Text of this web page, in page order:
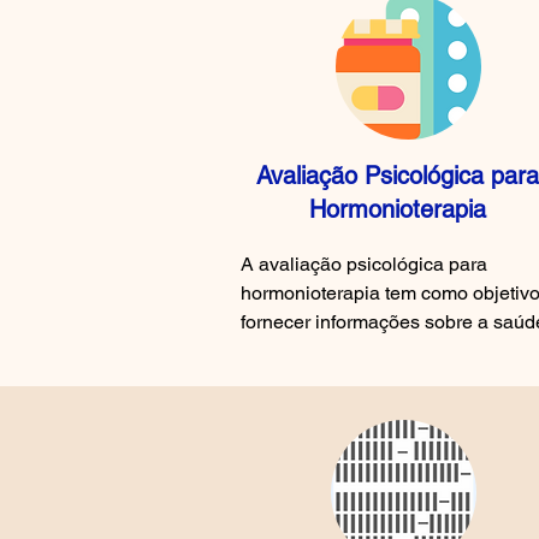
procedimento, conforme  a
Brasileira de Cirurgia Bariátrica e
Metabólica (SBCBM).
Primeiramente é realizada a
inicial, anamnese (história de vida
pessoa, desenvolvimento de forma
geral, histórico de doenças, rotina,
dinâmica familiar, trabalho, social,
paciente quanto a operação e as
mudanças de estilo de vida
necessárias, expectativas quanto
recomendações operatórias,
nutricionais e psicológicas).
Comportamento alimentar
peso, dietas, exercício fisico,
disponibilidade para organização e
Avaliação Psicológica para
Hormonioterapia
A avaliação psicológica para
hormonioterapia tem como objetivo
fornecer informações sobre a
hormonização (intervenção de
saúde), utilizada por muitas
transexuais e travestis como
estratégia para se expressarem e